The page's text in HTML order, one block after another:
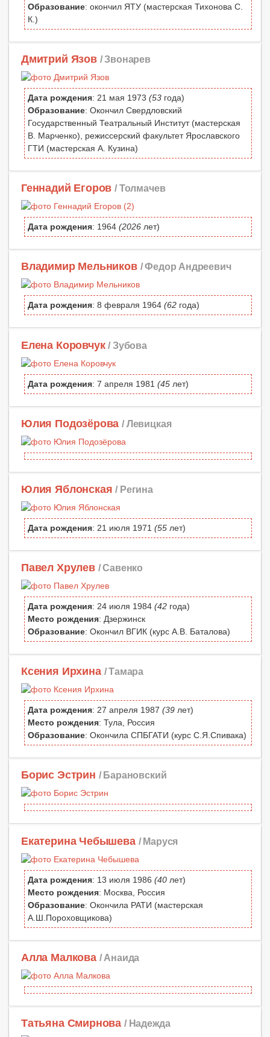
Образование: окончил ЯТУ (мастерская Тихонова С.
К.)
Дмитрий Язов / Звонарев
Дата рождения: 21 мая 1973 (53 года)
Образование: Окончил Свердловский
Государственный Театральный Институт (мастерская
В. Марченко), режиссерский факультет Ярославского
ГТИ (мастерская А. Кузина)
Геннадий Егоров / Толмачев
Дата рождения: 1964 (2026 лет)
Владимир Мельников / Федор Андреевич
Дата рождения: 8 февраля 1964 (62 года)
Елена Коровчук / Зубова
Дата рождения: 7 апреля 1981 (45 лет)
Юлия Подозёрова / Левицкая
Юлия Яблонская / Регина
Дата рождения: 21 июля 1971 (55 лет)
Павел Хрулев / Савенко
Дата рождения: 24 июля 1984 (42 года)
Место рождения: Дзержинск
Образование: Окончил ВГИК (курс А.В. Баталова)
Ксения Ирхина / Тамара
Дата рождения: 27 апреля 1987 (39 лет)
Место рождения: Тула, Россия
Образование: Окончила СПБГАТИ (курс С.Я.Спивака)
Борис Эстрин / Барановский
Екатерина Чебышева / Маруся
Дата рождения: 13 июля 1986 (40 лет)
Место рождения: Москва, Россия
Образование: Окончила РАТИ (мастерская
А.Ш.Пороховщикова)
Алла Малкова / Анаида
Татьяна Смирнова / Надежда